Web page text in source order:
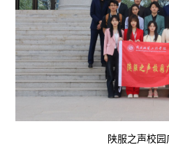
陕服之声校园